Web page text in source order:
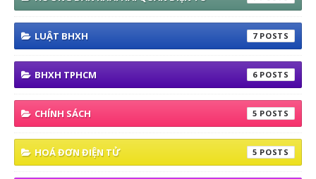
LUẬT BHXH 7
BHXH TPHCM 6
CHÍNH SÁCH 5
HOÁ ĐƠN ĐIỆN TỬ 5